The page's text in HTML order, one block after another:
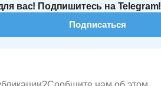
вас! Подпишитесь на Telegram!
Подписаться